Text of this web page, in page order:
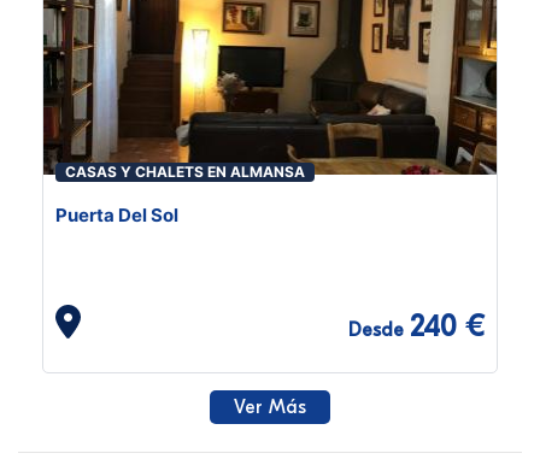
CASAS Y CHALETS EN ALMANSA
Puerta Del Sol
Desde 240 €
Ver Más